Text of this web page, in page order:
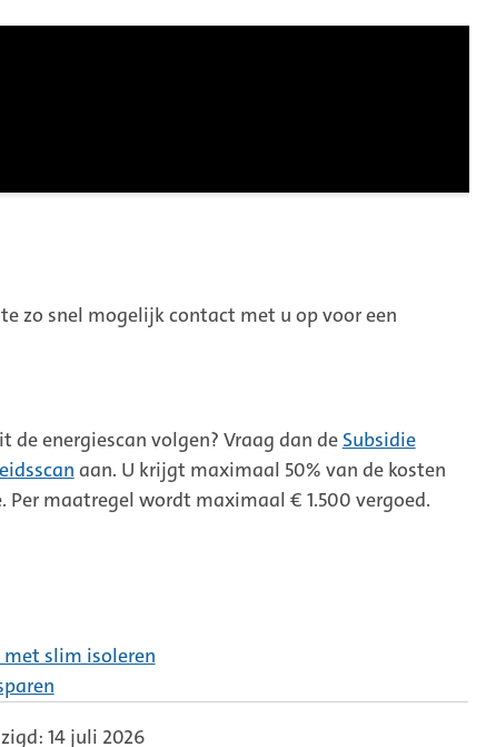
zo snel mogelijk contact met u op voor een
energiescan volgen? Vraag dan de Subsidie
aan. U krijgt maximaal 50% van de kosten
maatregel wordt maximaal € 1.500 vergoed.
met slim isoleren
14 juli 2026